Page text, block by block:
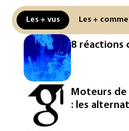
Ceuta
L'Europe se
production
solaire
La métropole de
contre BASF pour
Canicule: à l'arrêt
Les + vus Les +
8 réactions
Moteurs de
: les